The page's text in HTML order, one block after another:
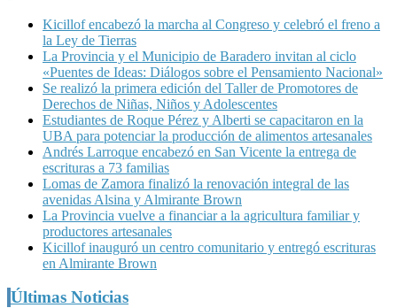
Kicillof encabezó la marcha al Congreso y celebró el freno a
la Ley de Tierras
La Provincia y el Municipio de Baradero invitan al ciclo
«Puentes de Ideas: Diálogos sobre el Pensamiento Nacional»
Se realizó la primera edición del Taller de Promotores de
Derechos de Niñas, Niños y Adolescentes
Estudiantes de Roque Pérez y Alberti se capacitaron en la
UBA para potenciar la producción de alimentos artesanales
Andrés Larroque encabezó en San Vicente la entrega de
escrituras a 73 familias
Lomas de Zamora finalizó la renovación integral de las
avenidas Alsina y Almirante Brown
La Provincia vuelve a financiar a la agricultura familiar y
productores artesanales
Kicillof inauguró un centro comunitario y entregó escrituras
en Almirante Brown
Últimas Noticias